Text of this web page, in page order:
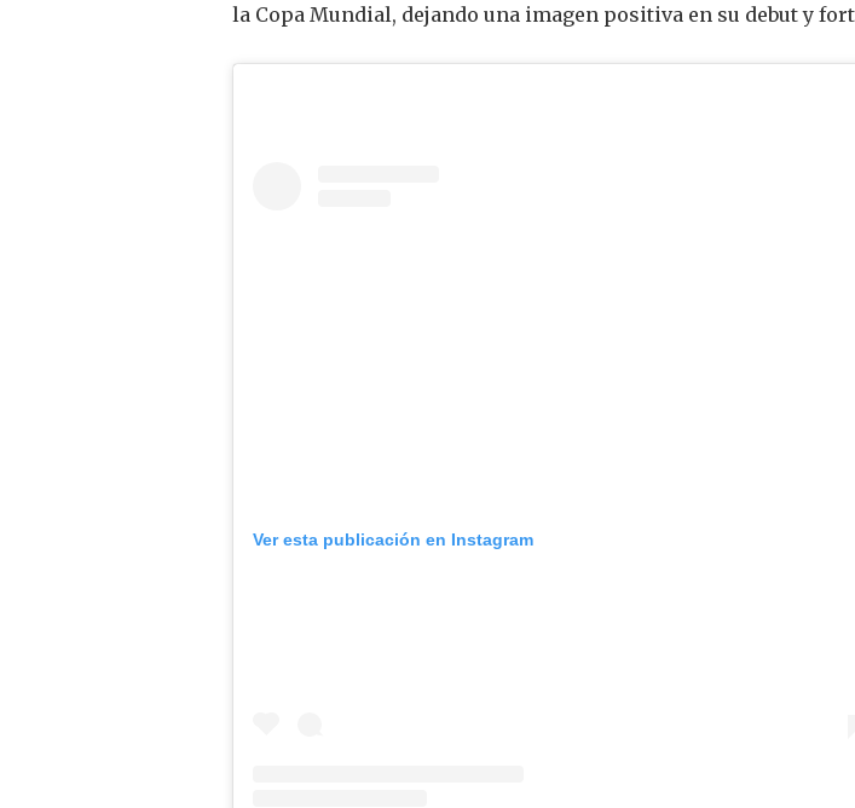
la Copa Mundial, dejando una imagen positiva en su debut y
Ver esta publicación en Instagram